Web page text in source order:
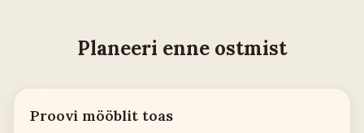
Planeeri enne ostmist
Proovi mööblit toas